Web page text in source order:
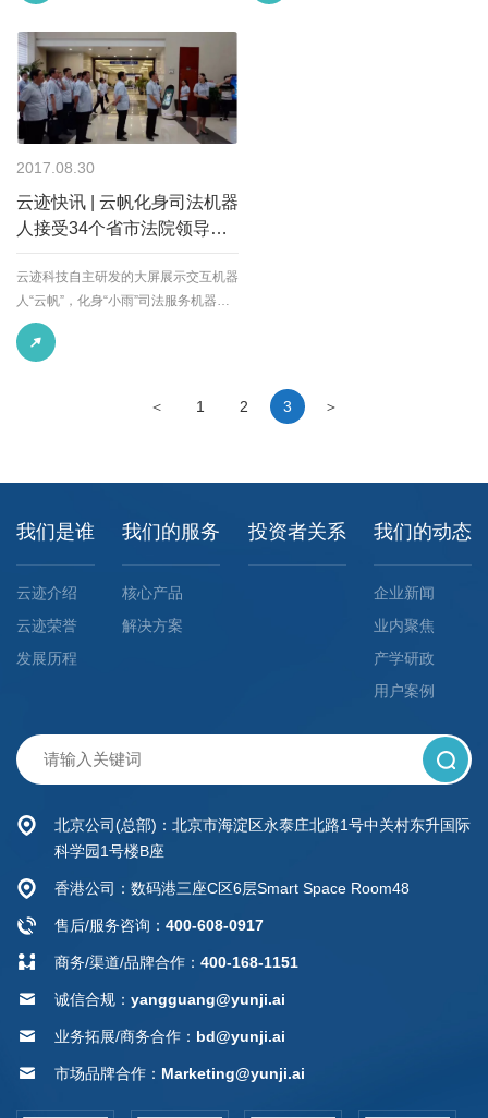
2017.08.30
云迹快讯 | 云帆化身司法机器
人接受34个省市法院领导视
云迹科技自主研发的大屏展示交互机器
人“云帆”，化身“小雨”司法服务机器人
在全国34个省市自治区法院领导面前
亮相。
＜ 1 2 3 ＞
我们是谁
云迹介绍
云迹荣誉
发展历程
我们的服务
核心产品
解决方案
投资者关系 我们的动态
企业新闻
业内聚焦
产学研政
用户案例
北京公司(总部)：北京市海淀区永泰庄北路1号中关村东升国际
科学园1号楼B座
香港公司：数码港三座C区6层Smart Space Room48
售后/服务咨询： 400-608-0917
商务/渠道/品牌合作： 400-168-1151
诚信合规： yangguang@yunji.ai
业务拓展/商务合作： bd@yunji.ai
市场品牌合作： Marketing@yunji.ai